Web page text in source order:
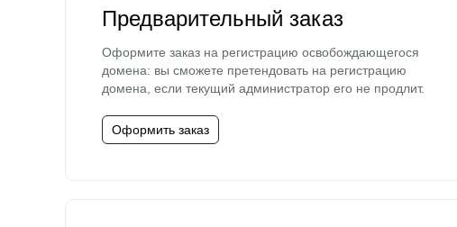
Предварительный заказ
Оформите заказ на регистрацию освобождающегося
домена: вы сможете претендовать на регистрацию
домена, если текущий администратор его не продлит.
Оформить заказ